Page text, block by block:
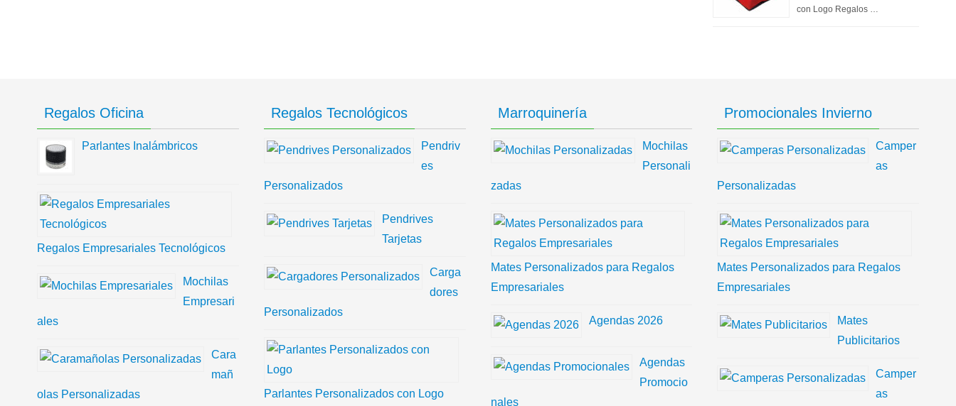
con Logo Regalos …
Regalos Oficina
Parlantes Inalámbricos
Regalos Empresariales Tecnológicos
Mochilas
Empresari
ales
Cara
mañ
olas Personalizadas
Regalos Tecnológicos
Pendriv
es
Personalizados
Pendrives
Tarjetas
Carga
dores
Personalizados
Parlantes Personalizados con Logo
Marroquinería
Mochilas
Personali
zadas
Mates Personalizados para Regalos
Empresariales
Agendas 2026
Agendas
Promocio
nales
Promocionales Invierno
Camper
as
Personalizadas
Mates Personalizados para Regalos
Empresariales
Mates
Publicitarios
Camper
as